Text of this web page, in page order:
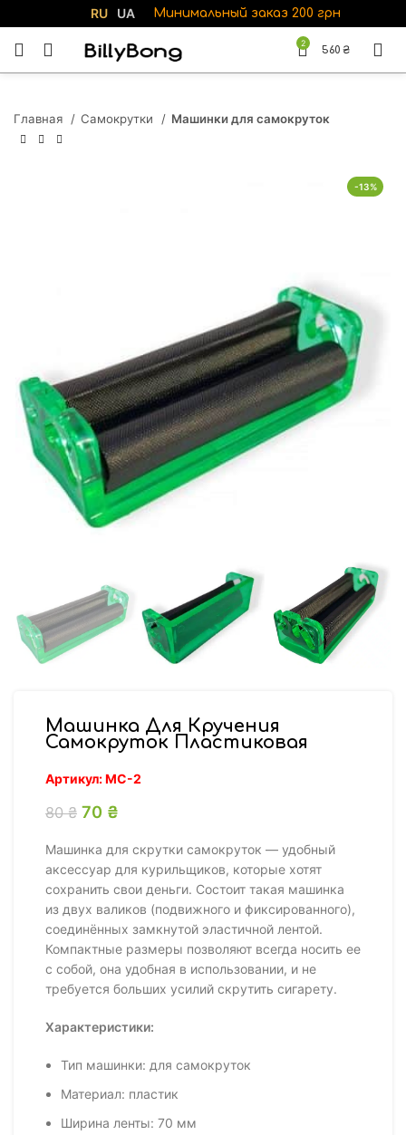
RU UA Минимальный заказ 200 грн
2
560 ₴
Главная Самокрутки Машинки для самокруток
-13%
Машинка Для Кручения
Самокруток Пластиковая
Артикул:МС-2
80₴ Первоначальная цена составляла 80 ₴.
70 ₴
Машинка для скрутки самокруток — удобный
аксессуар для курильщиков, которые хотят
сохранить свои деньги. Состоит такая машинка
из двух валиков (подвижного и фиксированного),
соединённых замкнутой эластичной лентой.
Компактные размеры позволяют всегда носить ее
с собой, она удобная в использовании, и не
требуется больших усилий скрутить сигарету.
Характеристики:
Тип машинки: для самокруток
Материал: пластик
Ширина ленты: 70 мм